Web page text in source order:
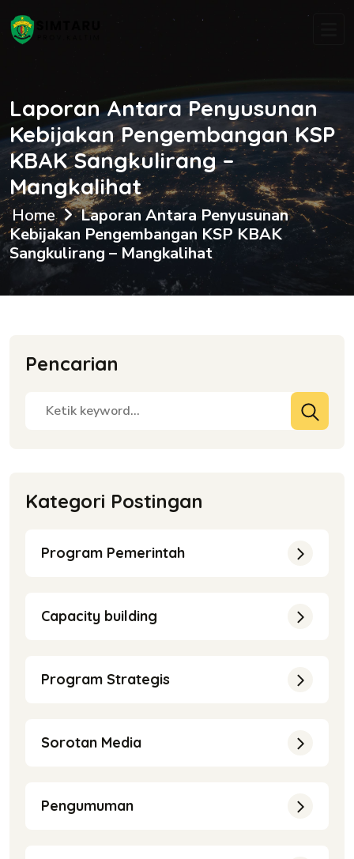
Laporan Antara Penyusunan
Kebijakan Pengembangan KSP
KBAK Sangkulirang –
Mangkalihat
Home
Laporan Antara Penyusunan
Kebijakan Pengembangan KSP KBAK
Sangkulirang – Mangkalihat
Pencarian
Kategori Postingan
Program Pemerintah
Capacity building
Program Strategis
Sorotan Media
Pengumuman